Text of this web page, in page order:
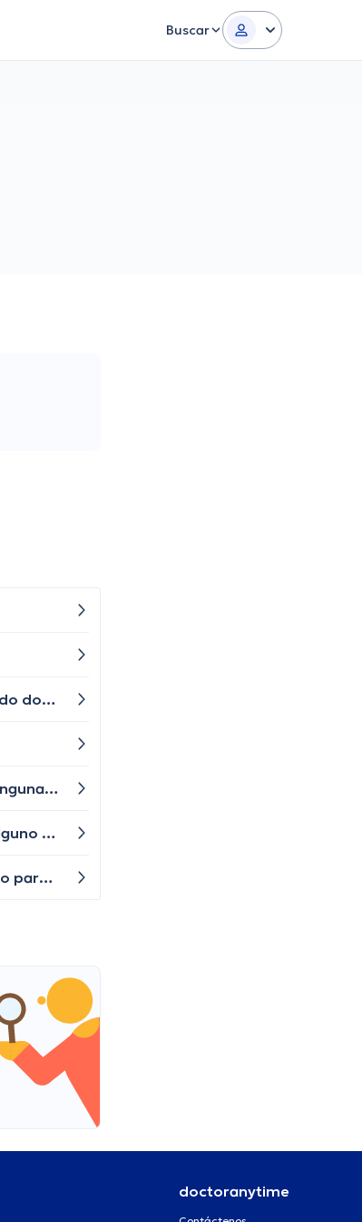
Buscar
¿Es normal experimentar cambios en los patrones de sueño a medida que uno envejece? he sentido que ya no puedo dormir las mismas horas que antes
Buenos dias, ultimamente he estado experimentando cambios de humor drásticos y a veces me siento triste sin ninguna razón aparente. ¿Es esto común en la menopausia? ¿Hay algo que pueda hacer para ayudar con esto? tengo 43 años
Desde hace un tiempo he tenido una tos persistente y me siento agotado. No tengo fiebre, pero la tos no se va. ¿Alguno de ustedes podría darme alguna idea sobre qué podría estar causando esta tos y cómo puedo aliviarla?
Buen día. Últimamente he estado teniendo problemas para recordar nombres y fechas importantes. ¿Algún consejo para mejorar mi memoria?
doctoranytime